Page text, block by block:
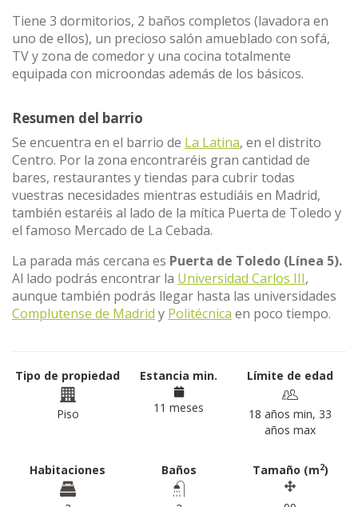
Tiene 3 dormitorios, 2 baños completos (lavadora en
uno de ellos), un precioso salón amueblado con sofá,
TV y zona de comedor y una cocina totalmente
equipada con microondas además de los básicos.
Resumen del barrio
Se encuentra en el barrio de La Latina, en el distrito
Centro. Por la zona encontraréis gran cantidad de
bares, restaurantes y tiendas para cubrir todas
vuestras necesidades mientras estudiáis en Madrid,
también estaréis al lado de la mítica Puerta de Toledo y
el famoso Mercado de La Cebada.
La parada más cercana es Puerta de Toledo (Línea 5).
Al lado podrás encontrar la Universidad Carlos III,
aunque también podrás llegar hasta las universidades
Complutense de Madrid y Politécnica en poco tiempo.
Tipo de propiedad
Piso
Estancia min.
11 meses
Límite de edad
18 años min, 33
años max
Habitaciones Baños Tamaño (m2)